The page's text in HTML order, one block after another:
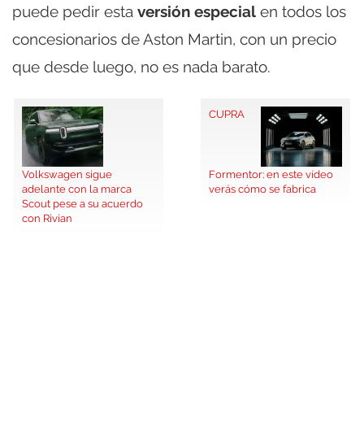
puede pedir esta versión especial en todos los
concesionarios de Aston Martin, con un precio
que desde luego, no es nada barato.
Volkswagen sigue
adelante con la marca
Scout pese a su acuerdo
con Rivian
CUPRA
Formentor: en este vídeo
verás cómo se fabrica